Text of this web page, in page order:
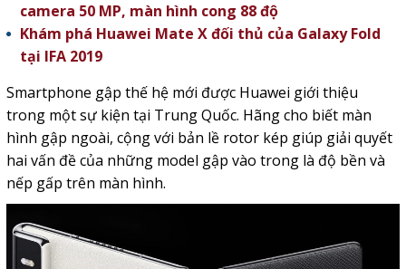
camera 50 MP, màn hình cong 88 độ
Khám phá Huawei Mate X đối thủ của Galaxy Fold
tại IFA 2019
Smartphone gập thế hệ mới được Huawei giới thiệu
trong một sự kiện tại Trung Quốc. Hãng cho biết màn
hình gập ngoài, cộng với bản lề rotor kép giúp giải quyết
hai vấn đề của những model gập vào trong là độ bền và
nếp gấp trên màn hình.